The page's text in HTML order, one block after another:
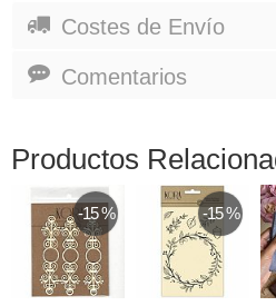
Costes de Envío
Comentarios
Productos
-15 % -15 %